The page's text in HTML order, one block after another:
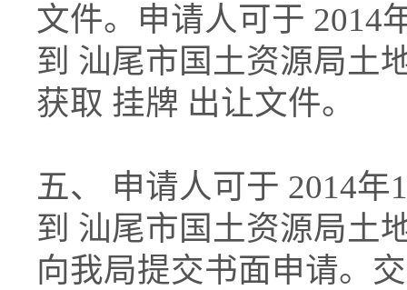
文件。申请人可于 2014
到 汕尾市国土资源局土
获取 挂牌 出让文件。
五、 申请人可于 2014年
到 汕尾市国土资源局土
向我局提交书面申请。